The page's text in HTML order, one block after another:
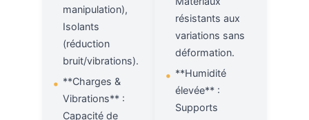
manipulation),
Isolants
(réduction
bruit/vibrations).
• **Charges &
Vibrations** :
Capacité de
résistants aux
variations sans
déformation.
• **Humidité
élevée** :
Supports